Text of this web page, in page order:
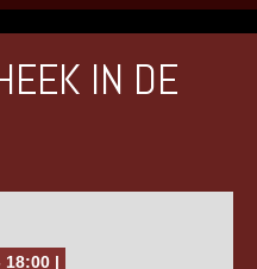
IN DE
18:00 |